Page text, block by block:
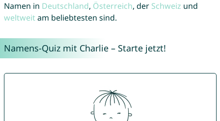
Namen in Deutschland, Österreich, der Schweiz und
weltweitam beliebtesten sind.
Namens-Quiz mit Charlie – Starte jetzt!